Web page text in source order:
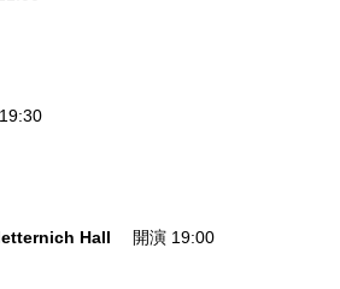
Hall 開演 19:00